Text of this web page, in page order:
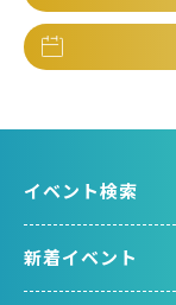
イベント検索
新着イベント